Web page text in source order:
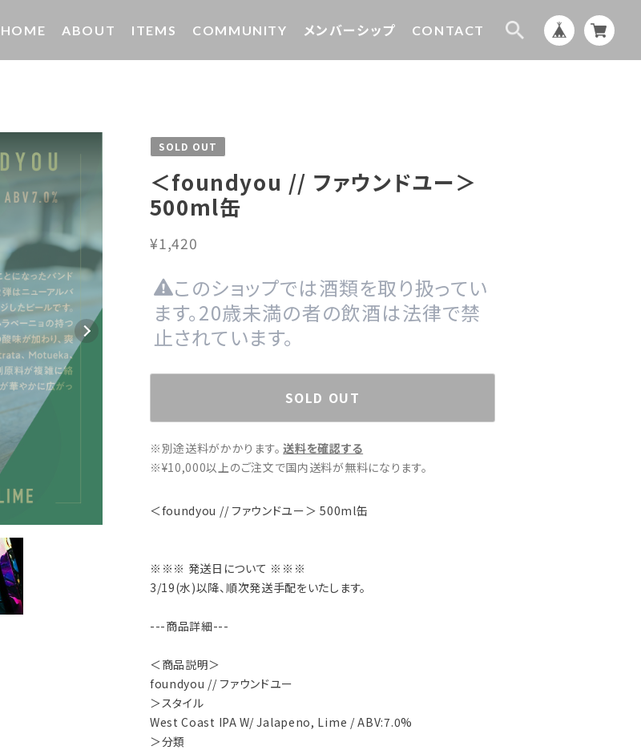
HOME ABOUT ITEMS COMMUNITY メンバーシップ CONTACT
SOLD OUT
＜foundyou // ファウンドユー＞
500ml缶
¥1,420
このショップでは酒類を取り扱ってい
ます。20歳未満の者の飲酒は法律で禁
止されています。
SOLD OUT
※別途送料がかかります。 送料を確認する
※¥10,000以上のご注文で国内送料が無料になります。
＜foundyou // ファウンドユー＞ 500ml缶
※※※ 発送日について ※※※
3/19(水)以降、順次発送手配をいたします。
---商品詳細---
＜商品説明＞
foundyou // ファウンドユー
＞スタイル
West Coast IPA W/ Jalapeno, Lime / ABV:7.0%
＞分類